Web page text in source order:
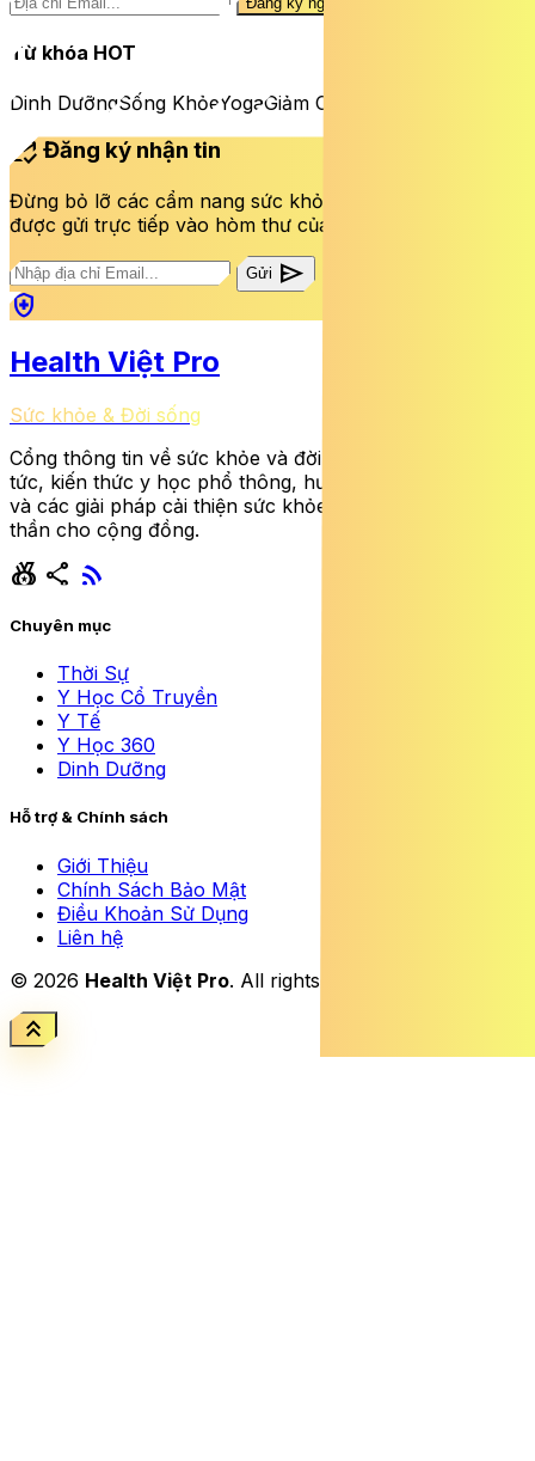
Từ khóa HOT
Dinh DưỡngSống KhỏeYogaGiảm Cân
mark_email_read Đăng ký nhận tin
Đừng bỏ lỡ các cẩm nang sức khỏe và bài viết mới nhất
được gửi trực tiếp vào hòm thư của bạn mỗi tuần.
Gửi send
health_and_safety
Health Việt Pro
Sức khỏe & Đời sống
Cổng thông tin về sức khỏe và đời sống cung cấp tin
tức, kiến thức y học phổ thông, hướng dẫn dinh dưỡng
và các giải pháp cải thiện sức khỏe thể chất lẫn tinh
thần cho cộng đồng.
social_leaderboard share rss_feed
Chuyên mục
Thời Sự
Y Học Cổ Truyền
Y Tế
Y Học 360
Dinh Dưỡng
Hỗ trợ & Chính sách
Giới Thiệu
Chính Sách Bảo Mật
Điều Khoản Sử Dụng
Liên hệ
© 2026 Health Việt Pro. All rights reserved.
keyboard_double_arrow_up